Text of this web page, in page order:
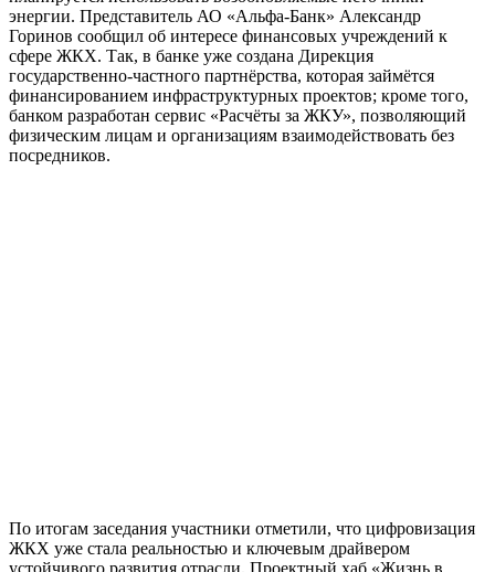
энергии. Представитель АО «Альфа-Банк» Александр
Горинов сообщил об интересе финансовых учреждений к
сфере ЖКХ. Так, в банке уже создана Дирекция
государственно-частного партнёрства, которая займётся
финансированием инфраструктурных проектов; кроме того,
банком разработан сервис «Расчёты за ЖКУ», позволяющий
физическим лицам и организациям взаимодействовать без
посредников.
По итогам заседания участники отметили, что цифровизация
ЖКХ уже стала реальностью и ключевым драйвером
устойчивого развития отрасли. Проектный хаб «Жизнь в